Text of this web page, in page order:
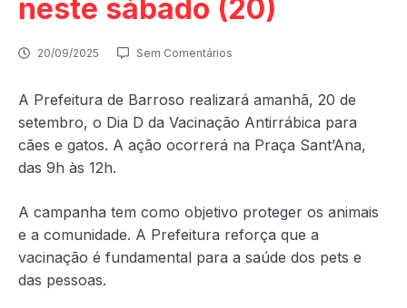
neste sábado (20)
20/09/2025 Sem Comentários
A Prefeitura de Barroso realizará amanhã, 20 de
setembro, o Dia D da Vacinação Antirrábica para
cães e gatos. A ação ocorrerá na Praça Sant’Ana,
das 9h às 12h.
A campanha tem como objetivo proteger os animais
e a comunidade. A Prefeitura reforça que a
vacinação é fundamental para a saúde dos pets e
das pessoas.